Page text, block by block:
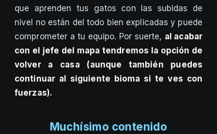
que aprenden tus gatos con las subidas de
nivel no están del todo bien explicadas y puede
comprometer a tu equipo. Por suerte, al acabar
con el jefe del mapa tendremos la opción de
volver a casa (aunque también puedes
continuar al siguiente bioma si te ves con
fuerzas).
Muchísimo contenido